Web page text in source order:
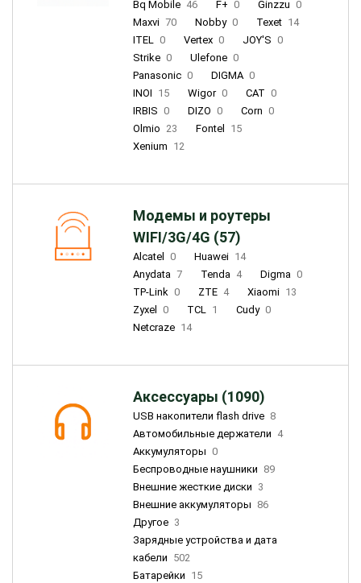
Bq Mobile 46 F+ 0 Ginzzu 0
Maxvi 70 Nobby 0 Texet 14
ITEL 0 Vertex 0 JOY'S 0
Strike 0 Ulefone 0
Panasonic 0 DIGMA 0
INOI 15 Wigor 0 CAT 0
IRBIS 0 DIZO 0 Corn 0
Olmio 23 Fontel
15
Xenium 12
Модемы и роутеры
WIFI/3G/4G (57)
Alcatel 0 Huawei 14
Anydata 7 Tenda 4 Digma 0
TP-Link 0 ZTE 4 Xiaomi 13
Zyxel
0 TCL 1 Cudy 0
Netcraze 14
Аксессуары (1090)
USB накопители flash drive 8
Автомобильные держатели 4
Аккумуляторы 0
Беспроводные наушники 89
Внешние жесткие диски 3
Внешние аккумуляторы 86
Другое 3
Зарядные устройства и дата
кабели 502
Батарейки 15